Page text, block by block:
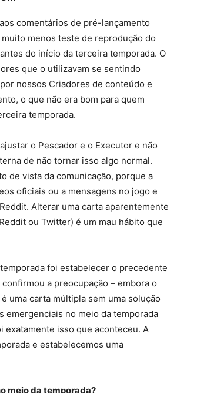
comentários de pré-lançamento
menos teste de reprodução do
antes do início da terceira temporada. O
que o utilizavam se sentindo
nossos Criadores de conteúdo e
o que não era bom para quem
temporada.
o Pescador e o Executor e não
de não tornar isso algo normal.
de vista da comunicação, porque a
oficiais ou a mensagens no jogo e
Alterar uma carta aparentemente
ou Twitter) é um mau hábito que
foi estabelecer o precedente
a preocupação – embora o
uma carta múltipla sem uma solução
emergenciais no meio da temporada
isso que aconteceu. A
e estabelecemos uma
meio da temporada?